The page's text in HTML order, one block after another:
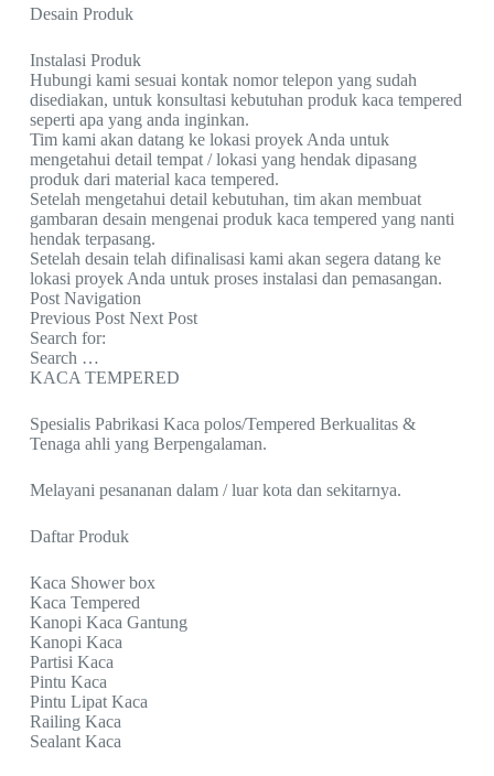
Desain Produk
Instalasi Produk
Hubungi kami sesuai kontak nomor telepon yang sudah
disediakan, untuk konsultasi kebutuhan produk kaca tempered
seperti apa yang anda inginkan.
Tim kami akan datang ke lokasi proyek Anda untuk
mengetahui detail tempat / lokasi yang hendak dipasang
produk dari material kaca tempered.
Setelah mengetahui detail kebutuhan, tim akan membuat
gambaran desain mengenai produk kaca tempered yang nanti
hendak terpasang.
Setelah desain telah difinalisasi kami akan segera datang ke
lokasi proyek Anda untuk proses instalasi dan pemasangan.
Post Navigation
Previous Post Next Post
Search for:
Search …
KACA TEMPERED
Spesialis Pabrikasi Kaca polos/Tempered Berkualitas &
Tenaga ahli yang Berpengalaman.
Melayani pesananan dalam / luar kota dan sekitarnya.
Daftar Produk
Kaca Shower box
Kaca Tempered
Kanopi Kaca Gantung
Kanopi Kaca
Partisi Kaca
Pintu Kaca
Pintu Lipat Kaca
Railing Kaca
Sealant Kaca